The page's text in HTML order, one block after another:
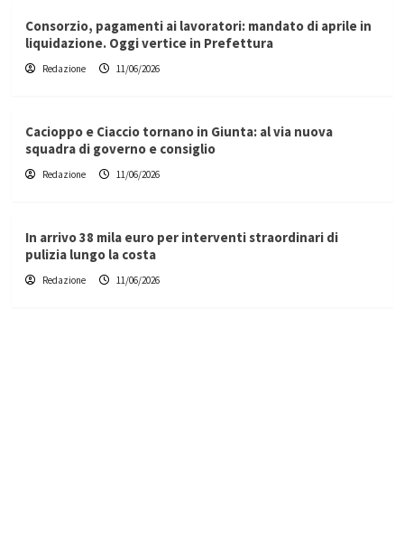
Consorzio, pagamenti ai lavoratori: mandato di aprile in
liquidazione. Oggi vertice in Prefettura
Redazione 11/06/2026
Cacioppo e Ciaccio tornano in Giunta: al via nuova
squadra di governo e consiglio
Redazione 11/06/2026
In arrivo 38 mila euro per interventi straordinari di
pulizia lungo la costa
Redazione 11/06/2026